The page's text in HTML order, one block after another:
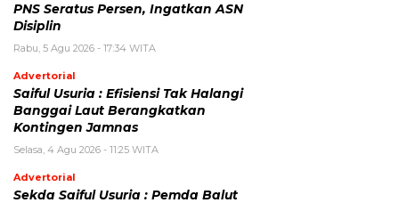
PNS Seratus Persen, Ingatkan ASN
Disiplin
Rabu, 5 Agu 2026 - 17:34 WITA
Advertorial
Saiful Usuria : Efisiensi Tak Halangi
Banggai Laut Berangkatkan
Kontingen Jamnas
Selasa, 4 Agu 2026 - 11:25 WITA
Advertorial
Sekda Saiful Usuria : Pemda Balut